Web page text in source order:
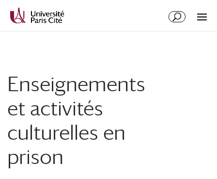
Enseignements
et activités
culturelles en
prison